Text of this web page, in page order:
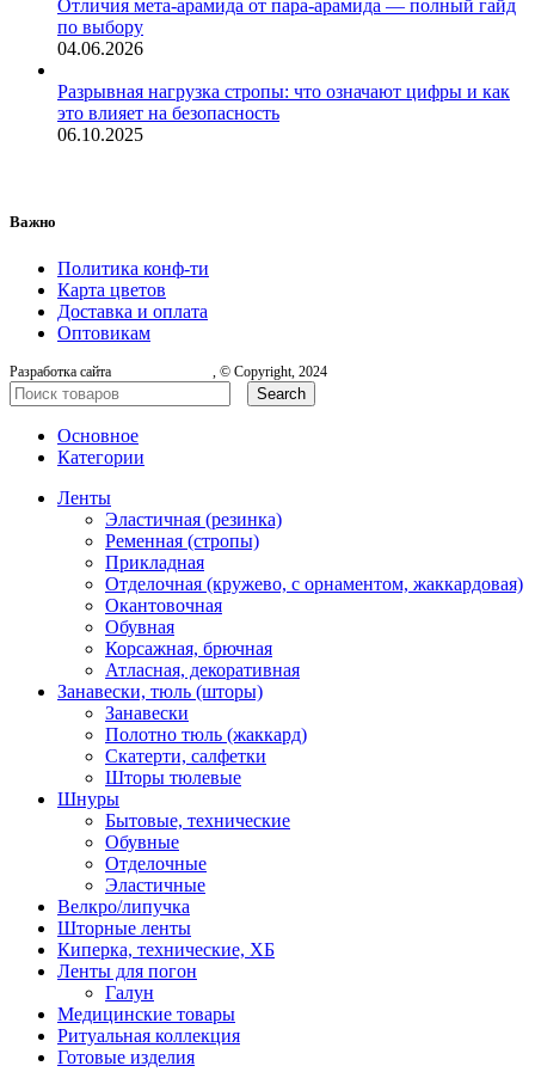
Отличия мета-арамида от пара-арамида — полный гайд
по выбору
04.06.2026
Разрывная нагрузка стропы: что означают цифры и как
это влияет на безопасность
06.10.2025
Важно
Политика конф-ти
Карта цветов
Доставка и оплата
Оптовикам
Разработка сайта , © Copyright, 2024
Search
Основное
Категории
Ленты
Эластичная (резинка)
Ременная (стропы)
Прикладная
Отделочная (кружево, с орнаментом, жаккардовая)
Окантовочная
Обувная
Корсажная, брючная
Атласная, декоративная
Занавески, тюль (шторы)
Занавески
Полотно тюль (жаккард)
Скатерти, салфетки
Шторы тюлевые
Шнуры
Бытовые, технические
Обувные
Отделочные
Эластичные
Велкро/липучка
Шторные ленты
Киперка, технические, ХБ
Ленты для погон
Галун
Медицинские товары
Ритуальная коллекция
Готовые изделия